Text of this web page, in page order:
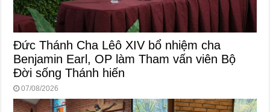
Đức Thánh Cha Lêô XIV bổ nhiệm cha
Benjamin Earl, OP làm Tham vấn viên Bộ
Đời sống Thánh hiến
07/08/2026